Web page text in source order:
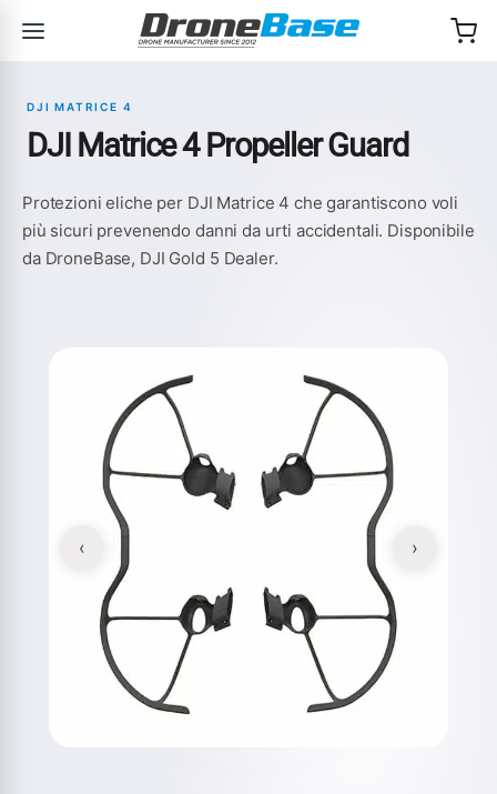
DJI MATRICE 4
DJI Matrice 4 Propeller Guard
Protezioni eliche per DJI Matrice 4 che garantiscono voli
più sicuri prevenendo danni da urti accidentali. Disponibile
da DroneBase, DJI Gold 5 Dealer.
‹ ›